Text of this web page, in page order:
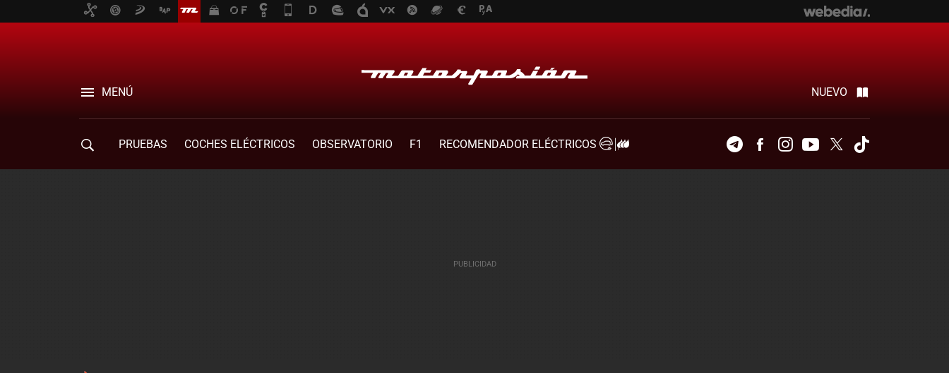
MENÚ NUEVO
PRUEBAS COCHES ELÉCTRICOS OBSERVATORIO F1
RECOMENDADOR ELÉCTRICOS
TelegramFacebookInstagramYoutubeTwitter